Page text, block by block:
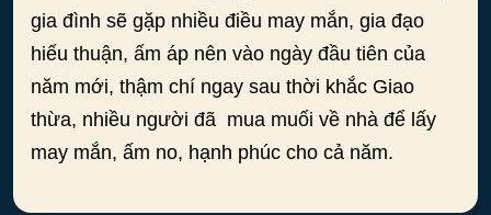
gia đình sẽ gặp nhiều điều may mắn, gia đạo
hiếu thuận, ấm áp nên vào ngày đầu tiên của
năm mới, thậm chí ngay sau thời khắc Giao
thừa, nhiều người đã mua muối về nhà để lấy
may mắn, ấm no, hạnh phúc cho cả năm.